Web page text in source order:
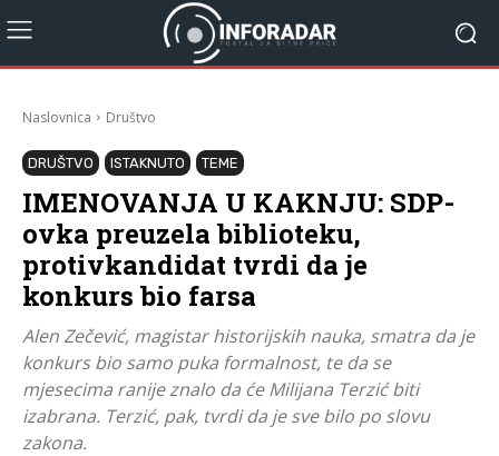
Naslovnica Društvo
DRUŠTVO ISTAKNUTO TEME
IMENOVANJA U KAKNJU: SDP-
ovka preuzela biblioteku,
protivkandidat tvrdi da je
konkurs bio farsa
Alen Zečević, magistar historijskih nauka, smatra da je
konkurs bio samo puka formalnost, te da se
mjesecima ranije znalo da će Milijana Terzić biti
izabrana. Terzić, pak, tvrdi da je sve bilo po slovu
zakona.